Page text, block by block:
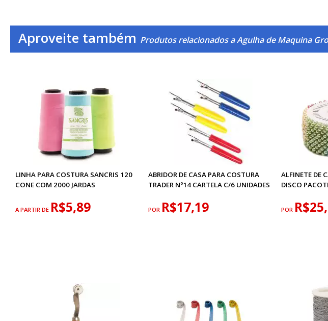
Aproveite também Produtos relacionados a Agulha de Maquina
LINHA PARA COSTURA SANCRIS 120
CONE COM 2000 JARDAS
A PARTIR DE R$5,89
ABRIDOR DE CASA PARA COSTURA
TRADER Nº14 CARTELA C/6 UNIDADES
POR R$17,19
ALFINETE DE
DISCO
POR